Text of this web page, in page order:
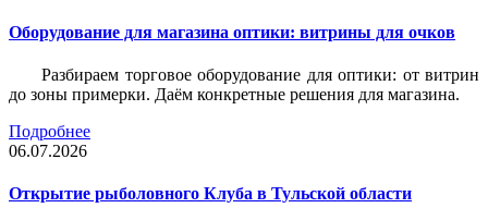
Оборудование для магазина оптики: витрины для очков
Разбираем торговое оборудование для оптики: от витрин
до зоны примерки. Даём конкретные решения для магазина.
Подробнее
06.07.2026
Открытие рыболовного Клуба в Тульской области